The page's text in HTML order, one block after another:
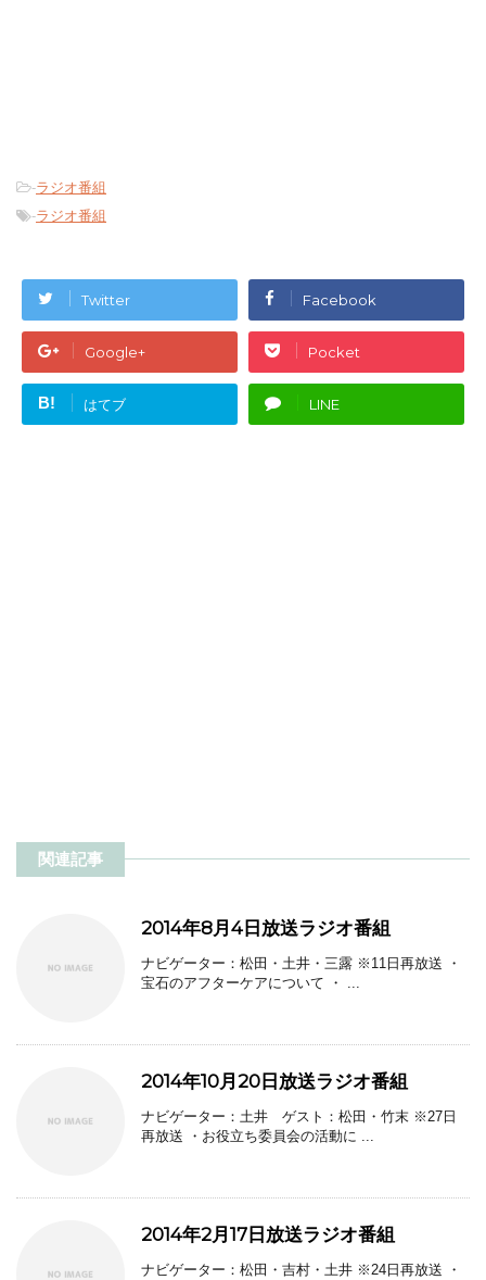
-ラジオ番組
-ラジオ番組
Twitter Facebook
Google+ Pocket
B! はてブ LINE
関連記事
2014年8月4日放送ラジオ番組
ナビゲーター：松田・土井・三露 ※11日再放送 ・
宝石のアフターケアについて ・ ...
2014年10月20日放送ラジオ番組
ナビゲーター：土井 ゲスト：松田・竹末 ※27日
再放送 ・お役立ち委員会の活動に ...
2014年2月17日放送ラジオ番組
ナビゲーター：松田・吉村・土井 ※24日再放送 ・